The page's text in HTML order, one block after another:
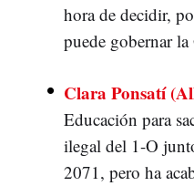
hora de decidir,
puede gobernar la
Clara Ponsatí
Educación para
ilegal del 1-O
2071, pero ha